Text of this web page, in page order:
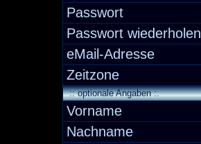
Passwort
Passwort wiederholen
eMail-Adresse
Zeitzone
:: optionale Angaben :.
Vorname
Nachname